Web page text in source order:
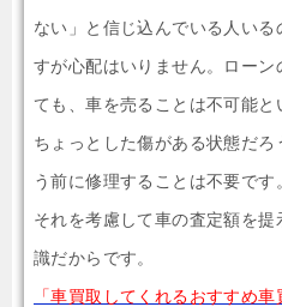
ない」と信じ込んでいる人い
すが心配はいりません。ローン
ても、車を売ることは不可能と
ちょっとした傷がある状態だ
う前に修理することは不要です
それを考慮して車の査定額を
識だからです。
「車買取してくれるおすすめ